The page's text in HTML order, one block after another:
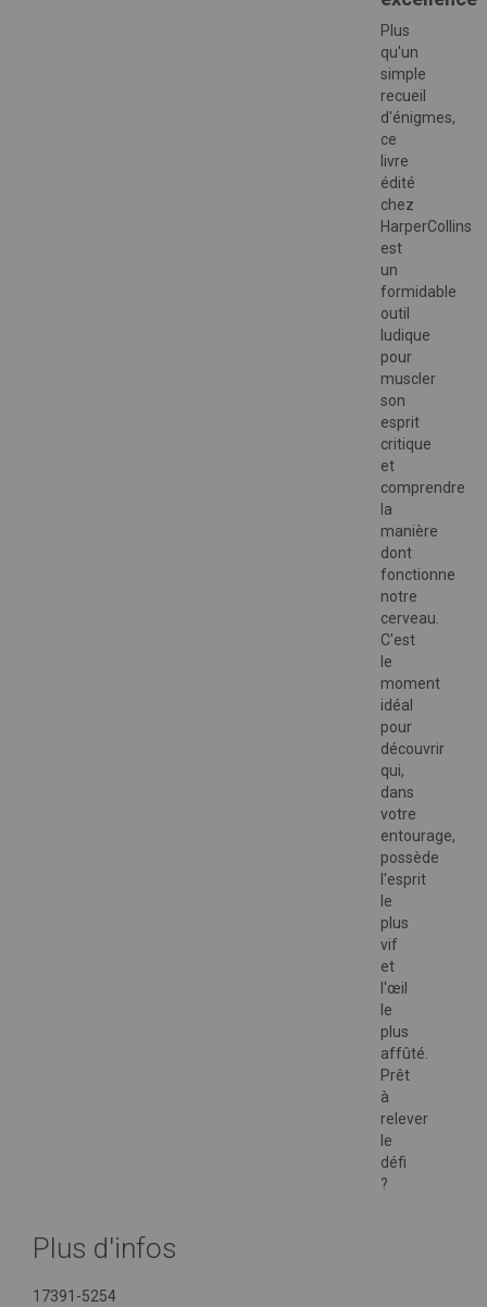
Plus
qu'un
simple
recueil
d'énigmes,
ce
livre
édité
chez
HarperCollins
est
un
formidable
outil
ludique
pour
muscler
son
esprit
critique
et
comprendre
la
manière
dont
fonctionne
notre
cerveau.
C'est
le
moment
idéal
pour
découvrir
qui,
dans
votre
entourage,
possède
l'esprit
le
plus
vif
et
l'œil
le
plus
affûté.
Prêt
à
relever
le
défi
?
Plus d'infos
Plus
17391-5254